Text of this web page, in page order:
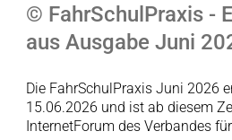
© FahrSchulPraxis -
aus Ausgabe Juni
Die FahrSchulPraxis Juni 2026
15.06.2026 und ist ab diesem
InternetForum des Verbandes